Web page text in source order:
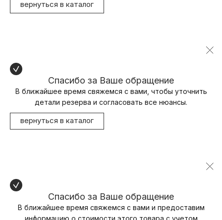
вернуться в каталог
Спасибо за Ваше обращение
В ближайшее время свяжемся с вами, чтобы уточнить
детали резерва и согласовать все нюансы.
вернуться в каталог
Спасибо за Ваше обращение
В ближайшее время свяжемся с вами и предоставим
информацию о стоимости этого товара с учетом